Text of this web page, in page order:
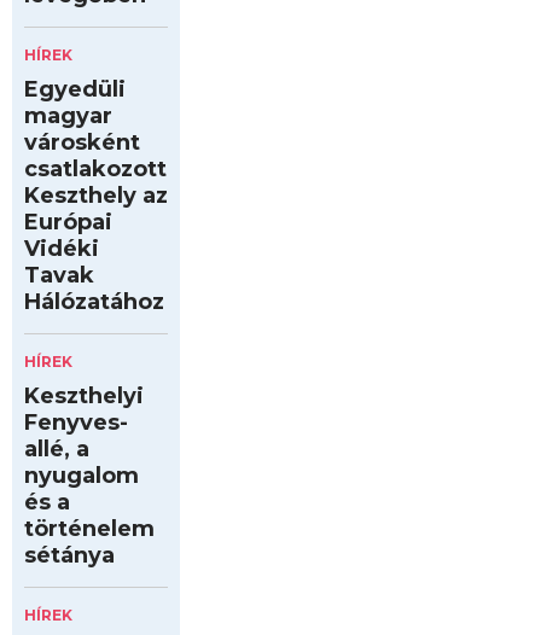
HÍREK
Egyedüli
magyar
városként
csatlakozott
Keszthely az
Európai
Vidéki
Tavak
Hálózatához
HÍREK
Keszthelyi
Fenyves-
allé, a
nyugalom
és a
történelem
sétánya
HÍREK